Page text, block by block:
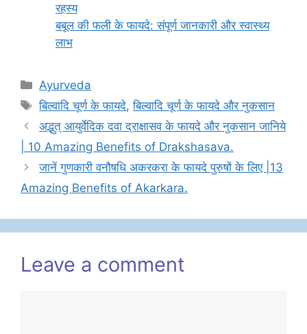
रहस्य
बबूल की फली के फायदे: संपूर्ण जानकारी और स्वास्थ्य
लाभ
Categories
Ayurveda
Tags
बिल्वादि चूर्ण के फायदे,बिल्वादि चूर्ण के फायदे और नुकसान
अद्भुत् आयुर्वेदिक दवा द्राक्षासव के फायदे और नुकसान जानिये
| 10 Amazing Benefits of Drakshasava.
जानें गुणकारी वनौषधि अकरकरा के फायदे पुरुषों के लिए |13
Amazing Benefits of Akarkara.
Leave a comment